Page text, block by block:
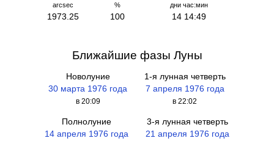
arcsec
1973.25
%
100
дни час:мин
14 14:49
Ближайшие фазы Луны
Новолуние
30 марта 1976 года
в 20:09
1-я лунная четверть
7 апреля 1976 года
в 22:02
Полнолуние
14 апреля 1976 года
3-я лунная четверть
21 апреля 1976 года